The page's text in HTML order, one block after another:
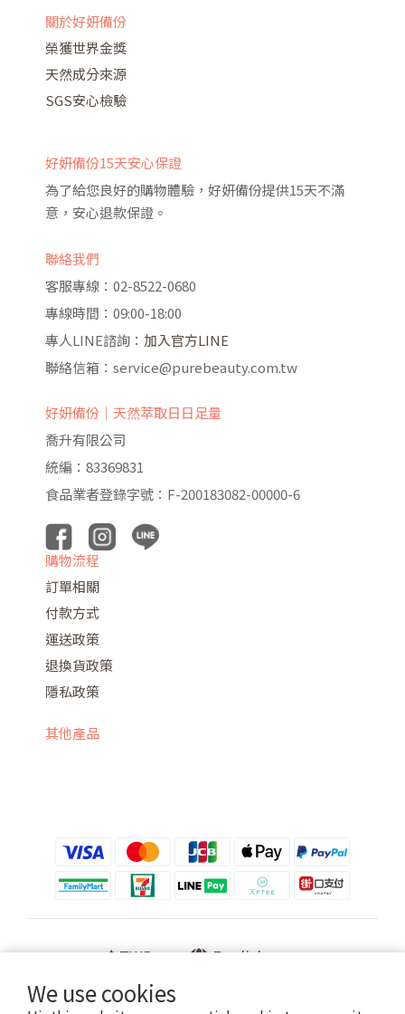
We use cookies
關於好妍備份
榮獲世界金獎
天然成分來源
SGS安心檢驗
好妍備份15天安心保證
為了給您良好的購物體驗，好妍備份提供15天不滿
意，安心退款保證。
聯絡我們
客服專線：02-8522-0680
專線時間：09:00-18:00
專人LINE諮詢： 加入官方LINE
聯絡信箱：service@purebeauty.com.tw
好妍備份｜天然萃取日日足量
喬升有限公司
統編：83369831
食品業者登錄字號：F-200183082-00000-6
購物流程
訂單相關
付款方式
運送政策
退換貨政策
隱私政策
其他產品
$TWD English